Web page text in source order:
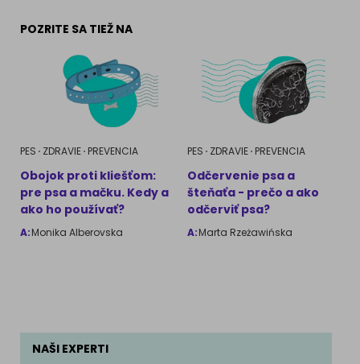
POZRITE SA TIEŽ NA
PES ZDRAVIE PREVENCIA
Obojok proti kliešťom:
pre psa a mačku. Kedy a
ako ho používať?
A:Monika Alberovska
PES ZDRAVIE PREVENCIA
Odčervenie psa a
šteňaťa - prečo a ako
odčerviť psa?
A:Marta Rzeżawińska
NAŠI EXPERTI